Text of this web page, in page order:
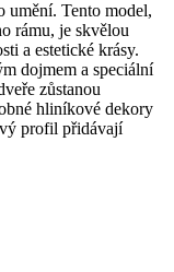
Tento model,
rámu, je skvělou
a estetické krásy.
dojmem a speciální
zůstanou
hliníkové dekory
profil přidávají